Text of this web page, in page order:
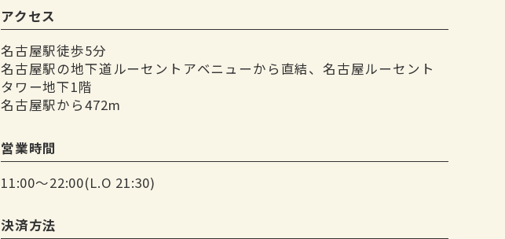
アクセス
名古屋駅徒歩5分
名古屋駅の地下道ルーセントアベニューから直結、名古屋ルーセント
タワー地下1階
名古屋駅から472m
営業時間
11:00〜22:00(L.O 21:30)
決済方法